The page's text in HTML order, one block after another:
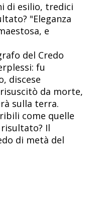
di esilio, tredici
"Eleganza
e
del Credo
fu
discese
da morte,
sulla terra.
come quelle
Il
di metà del